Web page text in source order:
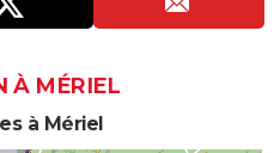
À MÉRIEL
à Mériel